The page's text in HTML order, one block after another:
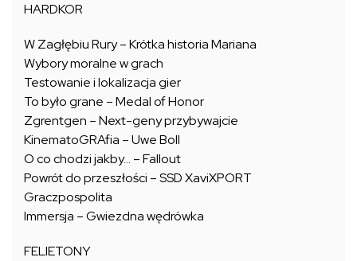
HARDKOR
W Zagłębiu Rury – Krótka historia Mariana
Wybory moralne w grach
Testowanie i lokalizacja gier
To było grane – Medal of Honor
Zgrentgen – Next-geny przybywajcie
KinematoGRAfia – Uwe Boll
O co chodzi jakby… – Fallout
Powrót do przeszłości – SSD XaviXPORT
Graczpospolita
Immersja – Gwiezdna wędrówka
FELIETONY